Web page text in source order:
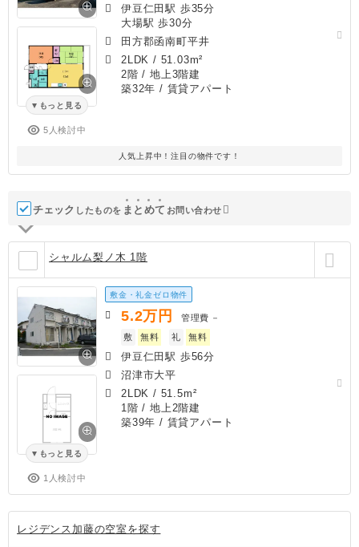
もっと見る
5人検討中
伊豆仁田駅 歩35分
大場駅 歩30分
田方郡函南町平井
2LDK / 51.03m²
2階 / 地上3階建
築32年 / 賃貸アパート
人気上昇中！注目の物件です！
チェック したものを ま と めて お問い合わせ
シャルム梨ノ木 1階
もっと見る
1人検討中
敷金・礼金ゼロ物件
5.2万円 管理費 －
敷
無料 礼 無料
伊豆仁田駅 歩56分
沼津市大平
2LDK / 51.5m²
1階 / 地上2階建
築39年 / 賃貸アパート
レジデンス加藤の空室を探す